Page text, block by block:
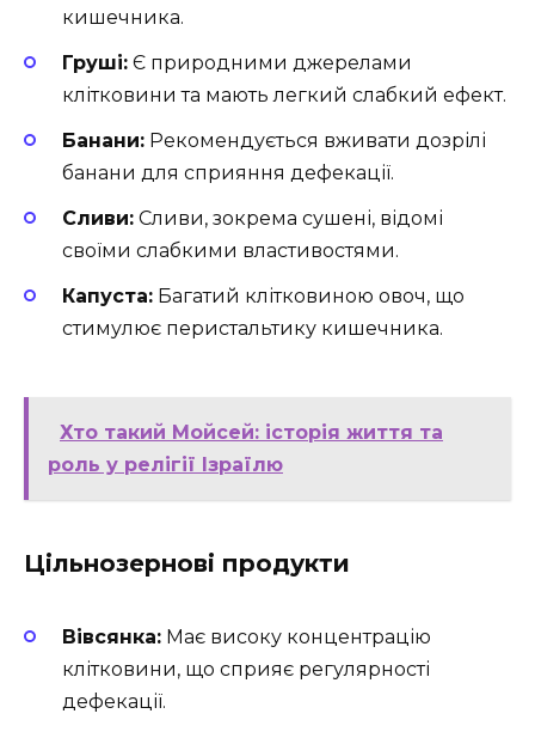
кишечника.
Груші: Є природними джерелами
клітковини та мають легкий слабкий ефект.
Банани: Рекомендується вживати дозрілі
банани для сприяння дефекації.
Сливи: Сливи, зокрема сушені, відомі
своїми слабкими властивостями.
Капуста: Багатий клітковиною овоч, що
стимулює перистальтику кишечника.
Хто такий Мойсей: історія життя та
роль у релігії Ізраїлю
Цільнозернові продукти
Вівсянка: Має високу концентрацію
клітковини, що сприяє регулярності
дефекації.